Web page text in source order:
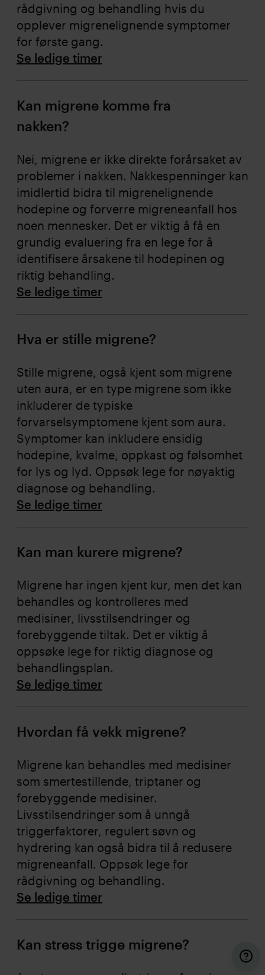
rådgivning og behandling hvis du
opplever migrenelignende symptomer
for første gang.
Se ledige timer
Kan migrene komme fra
nakken?
Nei, migrene er ikke direkte forårsaket av
problemer i nakken. Nakkespenninger kan
imidlertid bidra til migrenelignende
hodepine og forverre migreneanfall hos
noen mennesker. Det er viktig å få en
grundig evaluering fra en lege for å
identifisere årsakene til hodepinen og
riktig behandling.
Se ledige timer
Hva er stille migrene?
Stille migrene, også kjent som migrene
uten aura, er en type migrene som ikke
inkluderer de typiske
forvarselsymptomene kjent som aura.
Symptomer kan inkludere ensidig
hodepine, kvalme, oppkast og følsomhet
for lys og lyd. Oppsøk lege for nøyaktig
diagnose og behandling.
Se ledige timer
Kan man kurere migrene?
Migrene har ingen kjent kur, men det kan
behandles og kontrolleres med
medisiner, livsstilsendringer og
forebyggende tiltak. Det er viktig å
oppsøke lege for riktig diagnose og
behandlingsplan.
Se ledige timer
Hvordan få vekk migrene?
Migrene kan behandles med medisiner
som smertestillende, triptaner og
forebyggende medisiner.
Livsstilsendringer som å unngå
triggerfaktorer, regulert søvn og
hydrering kan også bidra til å redusere
migreneanfall. Oppsøk lege for
rådgivning og behandling.
Se ledige timer
Kan stress trigge migrene?